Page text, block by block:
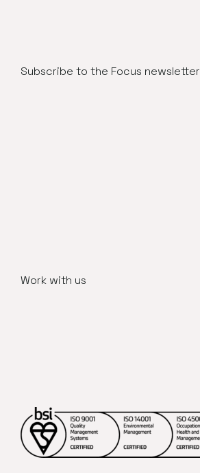
Subscribe to the Focus newsletter
Work with us